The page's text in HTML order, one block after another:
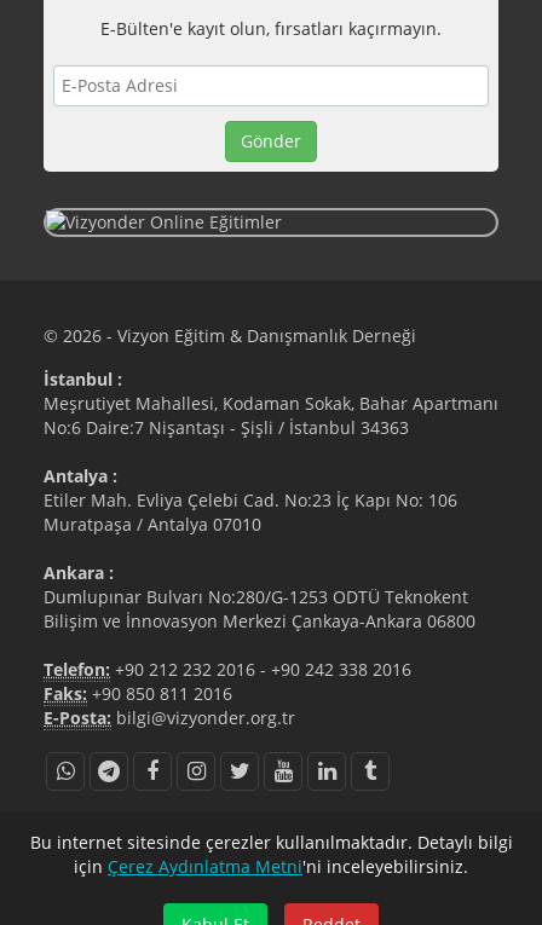
E-Bülten'e kayıt olun, fırsatları kaçırmayın.
© 2026 - Vizyon Eğitim & Danışmanlık Derneği
İstanbul :
Meşrutiyet Mahallesi, Kodaman Sokak, Bahar Apartmanı
No:6 Daire:7 Nişantaşı - Şişli / İstanbul 34363
Antalya :
Etiler Mah. Evliya Çelebi Cad. No:23 İç Kapı No: 106
Muratpaşa / Antalya 07010
Ankara :
Dumlupınar Bulvarı No:280/G-1253 ODTÜ Teknokent
Bilişim ve İnnovasyon Merkezi Çankaya-Ankara 06800
Telefon: +90 212 232 2016 - +90 242 338 2016
Faks: +90 850 811 2016
E-Posta: bilgi@vizyonder.org.tr
Bu internet sitesinde çerezler kullanılmaktadır. Detaylı bilgi
için Çerez Aydınlatma Metni'ni inceleyebilirsiniz.